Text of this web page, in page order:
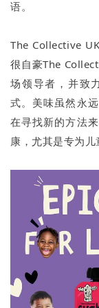
语。
The Collective
很自豪The
场领导者，并致
式。美味虽然永
在寻找新的方法
康，尤其是专为